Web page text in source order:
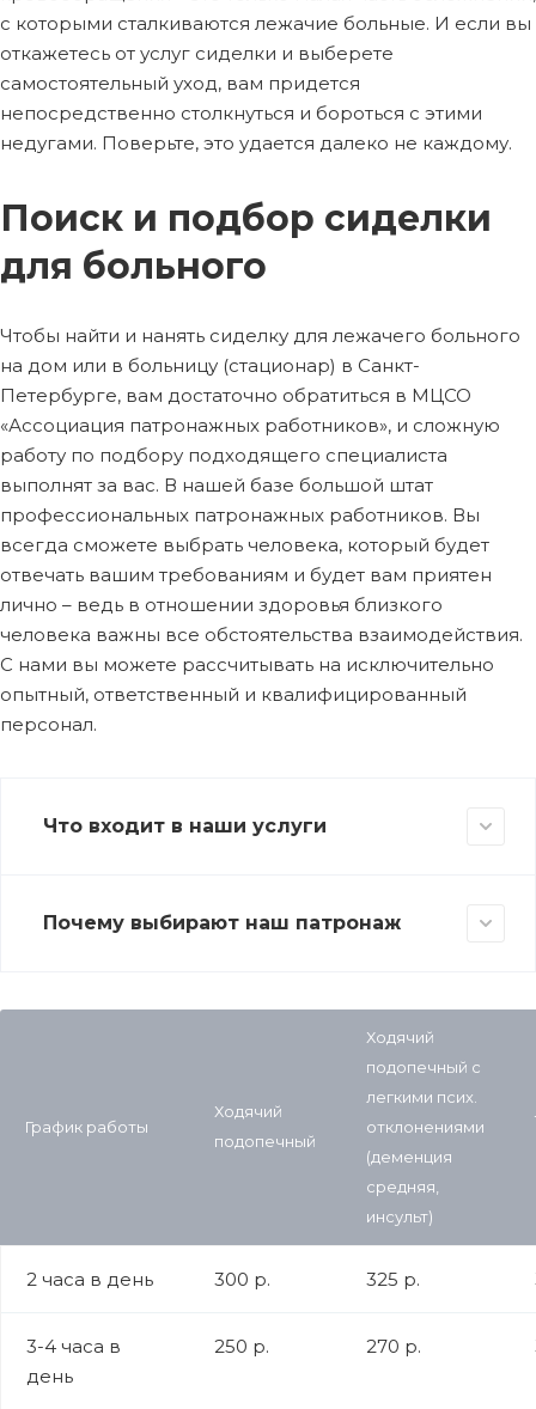
с которыми сталкиваются лежачие больные. И если вы
откажетесь от услуг сиделки и выберете
самостоятельный уход, вам придется
непосредственно столкнуться и бороться с этими
недугами. Поверьте, это удается далеко не каждому.
Поиск и подбор сиделки
для больного
Чтобы найти и нанять сиделку для лежачего больного
на дом или в больницу (стационар) в Санкт-
Петербурге, вам достаточно обратиться в МЦСО
«Ассоциация патронажных работников», и сложную
работу по подбору подходящего специалиста
выполнят за вас. В нашей базе большой штат
профессиональных патронажных работников. Вы
всегда сможете выбрать человека, который будет
отвечать вашим требованиям и будет вам приятен
лично – ведь в отношении здоровья близкого
человека важны все обстоятельства взаимодействия.
С нами вы можете рассчитывать на исключительно
опытный, ответственный и квалифицированный
персонал.
Что входит в наши услуги
Почему выбирают наш патронаж
График работы
Ходячий
подопечный
Ходячий
подопечный с
легкими псих.
отклонениями
(деменция
средняя,
инсульт)
2 часа в день 300 р. 325 р.
3-4 часа в
день
250 р. 270 р.